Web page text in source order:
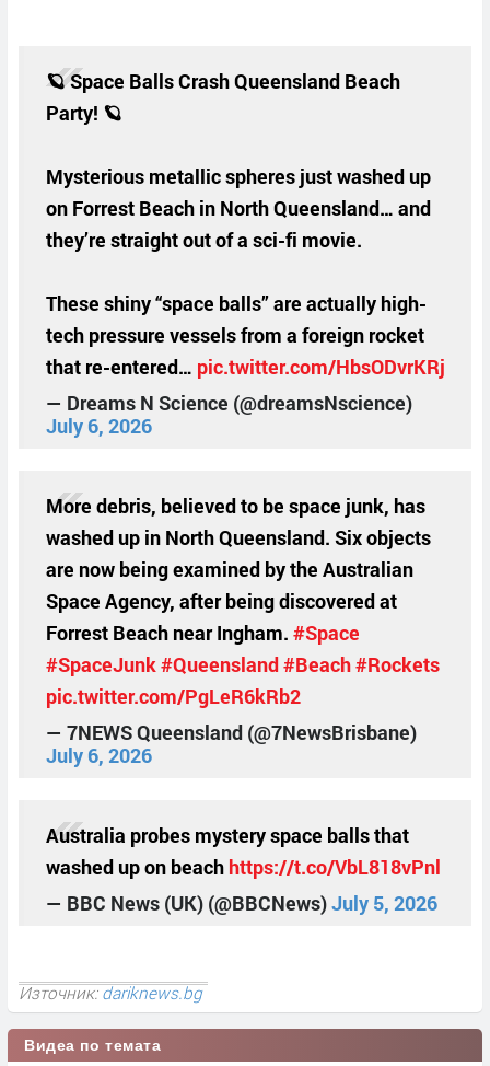
🪐 Space Balls Crash Queensland Beach
Party! 🪐
Mysterious metallic spheres just washed up
on Forrest Beach in North Queensland… and
they’re straight out of a sci-fi movie.
These shiny “space balls” are actually high-
tech pressure vessels from a foreign rocket
that re-entered… pic.twitter.com/HbsODvrKRj
— Dreams N Science (@dreamsNscience)
July 6, 2026
More debris, believed to be space junk, has
washed up in North Queensland. Six objects
are now being examined by the Australian
Space Agency, after being discovered at
Forrest Beach near Ingham. #Space
#SpaceJunk#Queensland#Beach#Rockets
pic.twitter.com/PgLeR6kRb2
— 7NEWS Queensland (@7NewsBrisbane)
July 6, 2026
Australia probes mystery space balls that
washed up on beach https://t.co/VbL818vPnl
— BBC News (UK) (@BBCNews)July 5, 2026
Източник:dariknews.bg
Видеа по темата